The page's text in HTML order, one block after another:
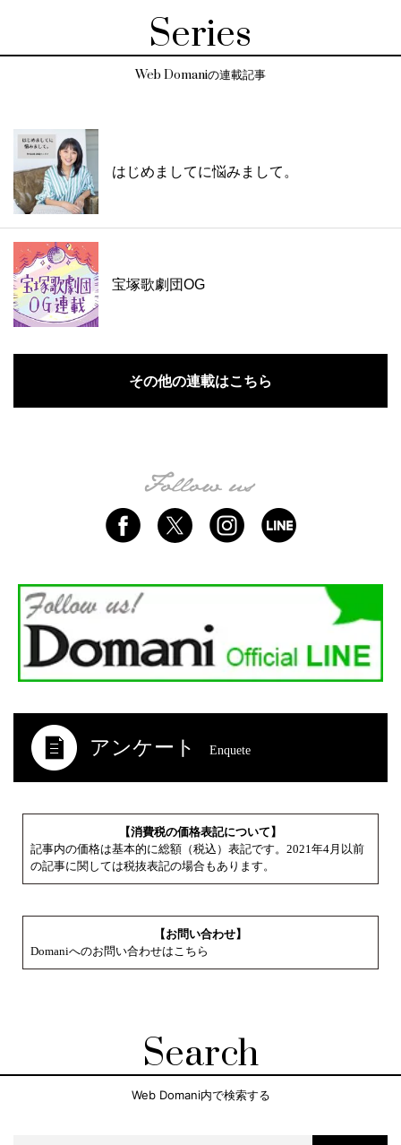
Series
Web Domaniの連載記事
はじめましてに悩みまして。
宝塚歌劇団OG
その他の連載はこちら
アンケート Enquete
【消費税の価格表記について】
記事内の価格は基本的に総額（税込）表記です。2021年4月以前
の記事に関しては税抜表記の場合もあります。
【お問い合わせ】
Domaniへのお問い合わせはこちら
Search
Web Domani内で検索する